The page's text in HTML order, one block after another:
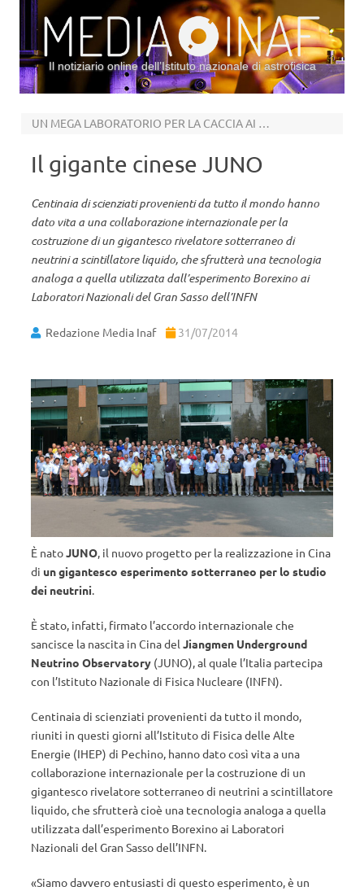
Il notiziario online dell’Istituto nazionale di astrofisica
UN MEGA LABORATORIO PER LA CACCIA AI NEUTRINI
Il gigante cinese JUNO
Centinaia di scienziati provenienti da tutto il mondo hanno
dato vita a una collaborazione internazionale per la
costruzione di un gigantesco rivelatore sotterraneo di
neutrini a scintillatore liquido, che sfrutterà una tecnologia
analoga a quella utilizzata dall’esperimento Borexino ai
Laboratori Nazionali del Gran Sasso dell’INFN
Redazione Media Inaf 31/07/2014
È natoJUNO, il nuovo progetto per la realizzazione in Cina
di un gigantesco esperimento sotterraneo per lo studio
dei neutrini.
È stato, infatti, firmato l’accordo internazionale che
sancisce la nascita in Cina del Jiangmen Underground
Neutrino Observatory (JUNO), al quale l’Italia partecipa
con l’Istituto Nazionale di Fisica Nucleare (INFN).
Centinaia di scienziati provenienti da tutto il mondo,
riuniti in questi giorni all’Istituto di Fisica delle Alte
Energie (IHEP) di Pechino, hanno dato così vita a una
collaborazione internazionale per la costruzione di un
gigantesco rivelatore sotterraneo di neutrini a scintillatore
liquido, che sfrutterà cioè una tecnologia analoga a quella
utilizzata dall’esperimento Borexino ai Laboratori
Nazionali del Gran Sasso dell’INFN.
«Siamo davvero entusiasti di questo esperimento, è un